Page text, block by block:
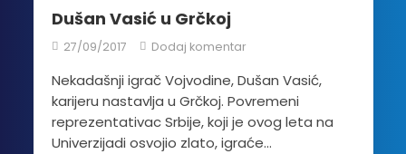
Dušan Vasić u Grčkoj
27/09/2017 Dodaj komentar
Nekadašnji igrač Vojvodine, Dušan Vasić,
karijeru nastavlja u Grčkoj. Povremeni
reprezentativac Srbije, koji je ovog leta na
Univerzijadi osvojio zlato, igraće...